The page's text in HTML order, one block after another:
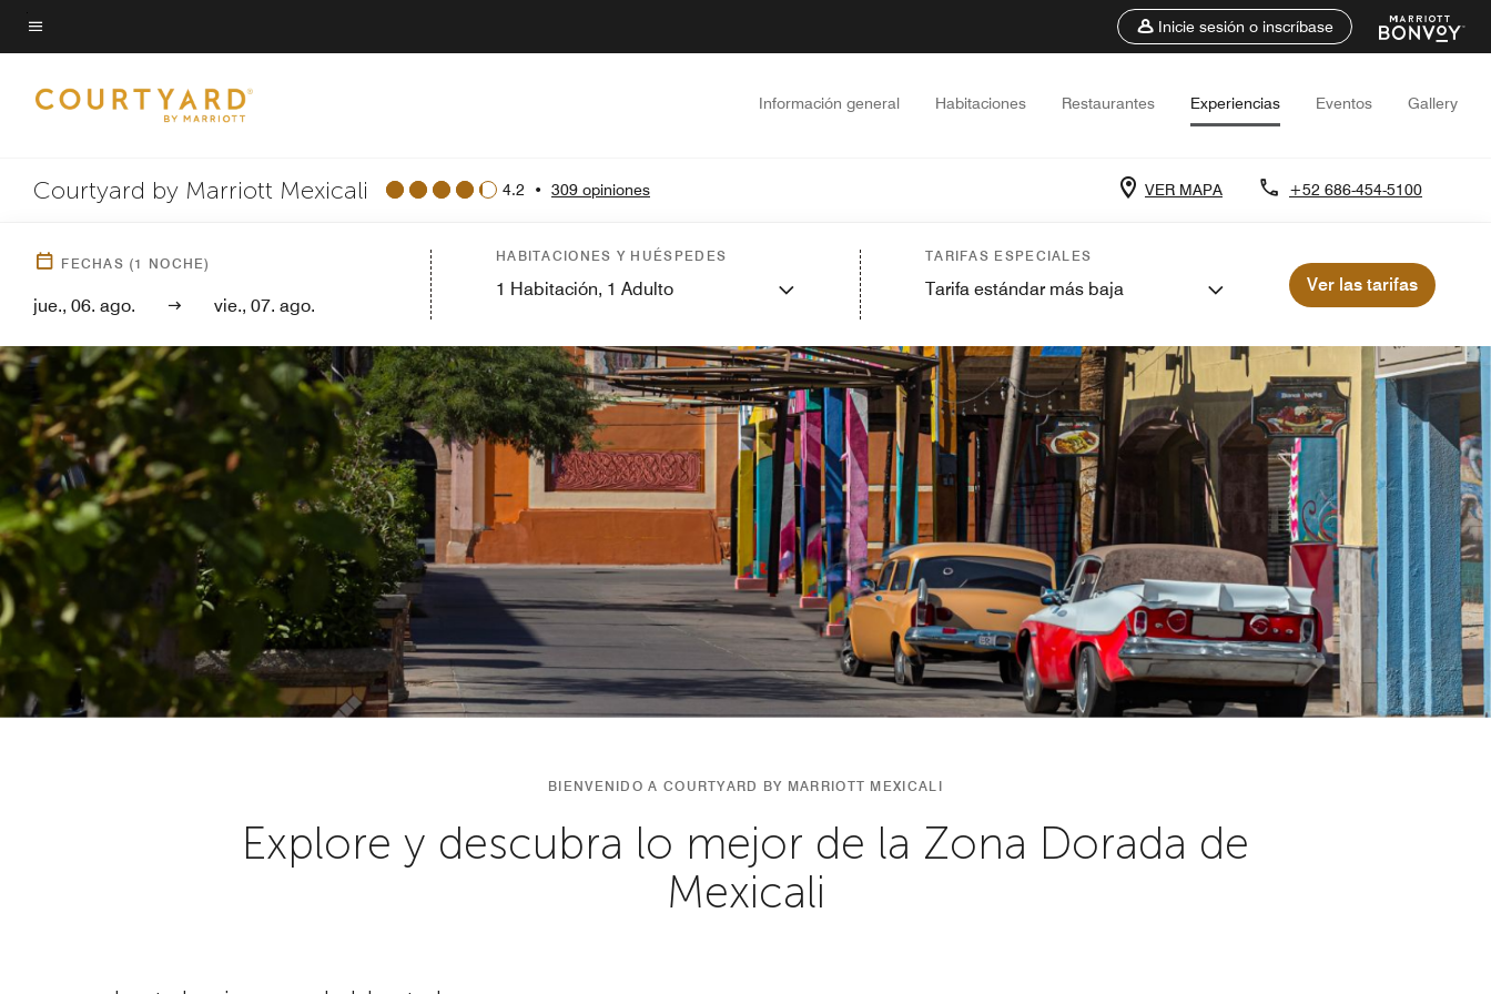
Skip
to
content
Texto del menú
Inicie sesión o inscríbase
Información general Habitaciones Restaurantes Experiencias Eventos Gallery
Courtyard by Marriott Mexicali 4.2 • 309 opiniones VER MAPA +52 686-454-5100
FECHAS (1 NOCHE)
jue., 06. ago. vie., 07. ago.
HABITACIONES Y HUÉSPEDES
1 Habitación, 1 Adulto
TARIFAS ESPECIALES
Tarifa estándar más baja Ver las tarifas
BIENVENIDO A COURTYARD BY MARRIOTT MEXICALI
Explore y descubra lo mejor de la Zona Dorada de
Mexicali